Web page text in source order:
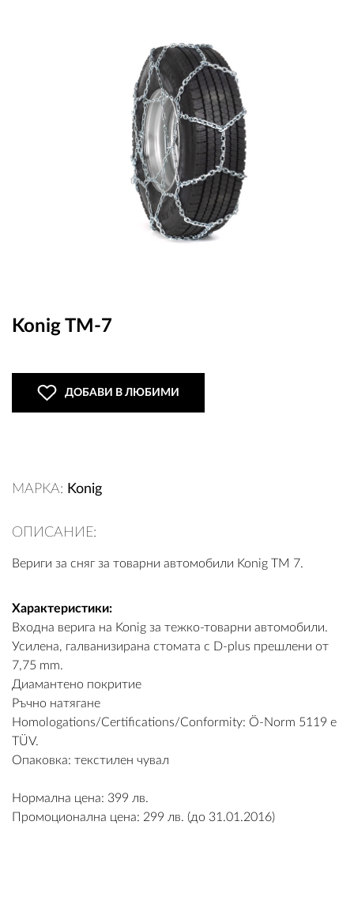
Konig TM-7
ДОБАВИ В ЛЮБИМИ
МАРКА: Konig
ОПИСАНИЕ:
Вериги за сняг за товарни автомобили Konig TM 7.
Характеристики:
Входна верига на Konig за тежко-товарни автомобили.
Усилена, галванизирана стомата с D-plus прешлени от
7,75 mm.
Диамантено покритие
Ръчно натягане
Homologations/Certifications/Conformity: Ö-Norm 5119 e
TÜV.
Опаковка: текстилен чувал
Нормална цена: 399 лв.
Промоционална цена: 299 лв. (до 31.01.2016)